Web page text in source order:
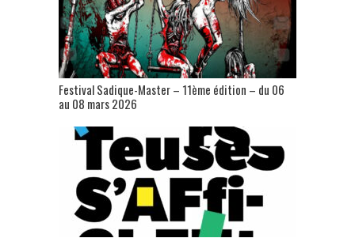
Festival Sadique-Master – 11ème édition – du 06
au 08 mars 2026